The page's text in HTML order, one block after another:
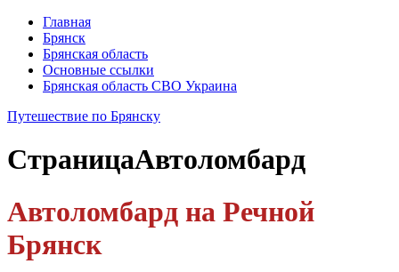
Главная
Брянск
Брянская область
Основные ссылки
Брянская область СВО Украина
Путешествие по Брянску
СтраницаАвтоломбард
Автоломбард на Речной
Брянск